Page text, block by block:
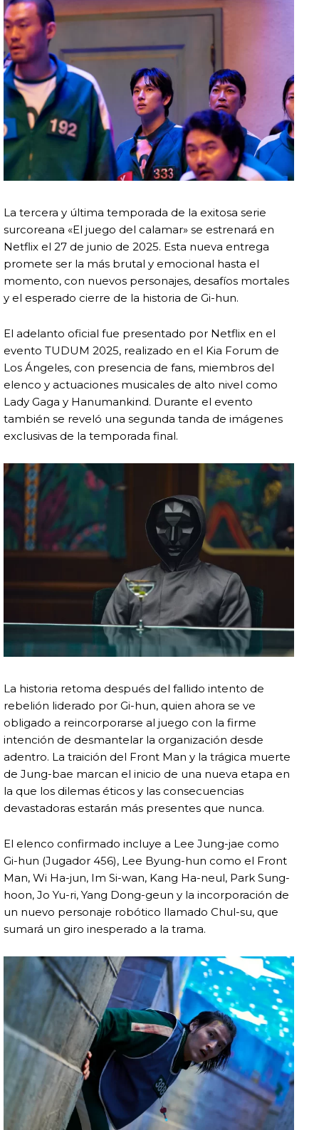
La tercera y última temporada de la exitosa serie
surcoreana «El juego del calamar» se estrenará en
Netflix el 27 de junio de 2025. Esta nueva entrega
promete ser la más brutal y emocional hasta el
momento, con nuevos personajes, desafíos mortales
y el esperado cierre de la historia de Gi-hun.
El adelanto oficial fue presentado por Netflix en el
evento TUDUM 2025, realizado en el Kia Forum de
Los Ángeles, con presencia de fans, miembros del
elenco y actuaciones musicales de alto nivel como
Lady Gaga y Hanumankind. Durante el evento
también se reveló una segunda tanda de imágenes
exclusivas de la temporada final.
La historia retoma después del fallido intento de
rebelión liderado por Gi-hun, quien ahora se ve
obligado a reincorporarse al juego con la firme
intención de desmantelar la organización desde
adentro. La traición del Front Man y la trágica muerte
de Jung-bae marcan el inicio de una nueva etapa en
la que los dilemas éticos y las consecuencias
devastadoras estarán más presentes que nunca.
El elenco confirmado incluye a Lee Jung-jae como
Gi-hun (Jugador 456), Lee Byung-hun como el Front
Man, Wi Ha-jun, Im Si-wan, Kang Ha-neul, Park Sung-
hoon, Jo Yu-ri, Yang Dong-geun y la incorporación de
un nuevo personaje robótico llamado Chul-su, que
sumará un giro inesperado a la trama.